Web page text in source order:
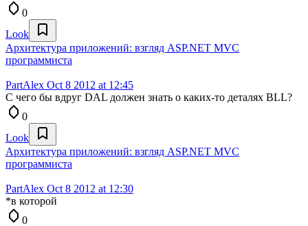
0
Look
Архитектура приложений: взгляд ASP.NET MVC
программиста
PartAlex Oct 8 2012 at 12:45
С чего бы вдруг DAL должен знать о каких-то деталях BLL?
0
Look
Архитектура приложений: взгляд ASP.NET MVC
программиста
PartAlex Oct 8 2012 at 12:30
*в которой
0